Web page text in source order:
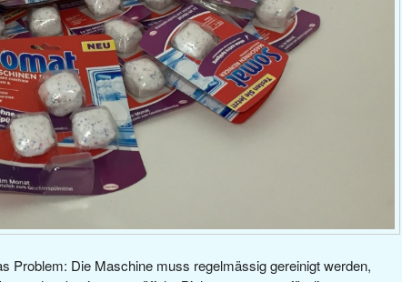
Problem: Die Maschine muss regelmässig gereinigt werden,